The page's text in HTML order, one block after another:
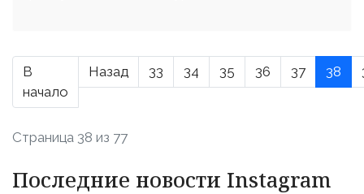
В
начало
Назад 33 34 35 36 37 38
Страница 38 из 77
Последние новости Instagram